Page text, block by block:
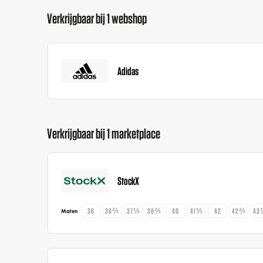
Verkrijgbaar bij 1 webshop
Adidas
Verkrijgbaar bij 1 marketplace
StockX
Maten 36 36⅔ 37⅓ 38⅔ 40 41⅓ 42 42⅔